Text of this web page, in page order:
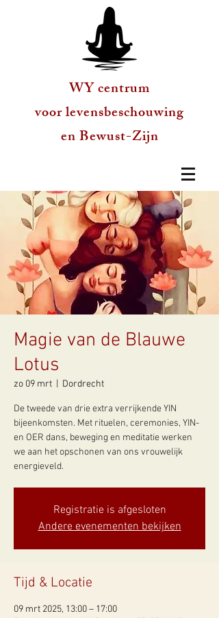
WY centrum
voor levensbeschouwing
en Bewust-Zijn
Magie van de Blauwe
Lotus
zo 09 mrt Dordrecht
De tweede van drie extra verrijkende YIN
bijeenkomsten. Met rituelen, ceremonies, YIN-
en OER dans, beweging en meditatie werken
we aan het opschonen van ons vrouwelijk
energieveld.
Registratie is afgesloten
Andere evenementen bekijken
Tijd & Locatie
09 mrt 2025, 13:00 – 17:00